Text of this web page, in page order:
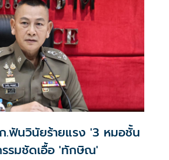
ฟันวินัยร้ายแรง '3 หมอชั้น
รมชัดเอื้อ 'ทักษิณ'